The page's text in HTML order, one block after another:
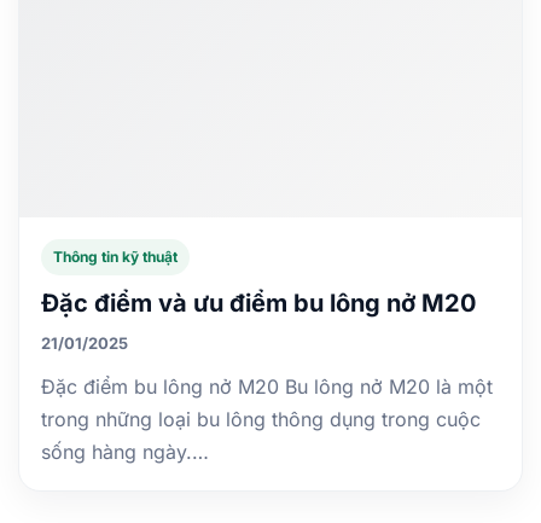
Thông tin kỹ thuật
Đặc điểm và ưu điểm bu lông nở M20
21/01/2025
Đặc điểm bu lông nở M20 Bu lông nở M20 là một
trong những loại bu lông thông dụng trong cuộc
sống hàng ngày.…